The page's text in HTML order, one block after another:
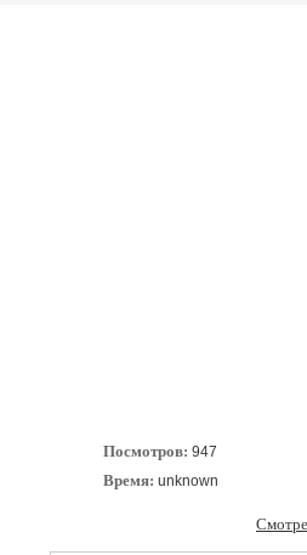
Посмотров: 947
Время: unknown